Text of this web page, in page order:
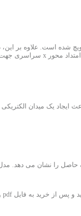
ضخامت 2 میلی متر تشکیل شده است که توسط دو لایه
مدل این انحراف را 83